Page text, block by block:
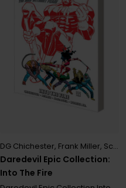
Daredevil Epic Collection:
Into The Fire
DG Chichester, Frank Miller, Scott McDaniel